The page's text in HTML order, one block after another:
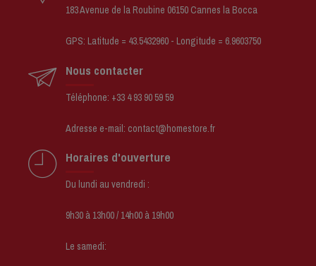
183 Avenue de la Roubine 06150 Cannes la Bocca
GPS: Latitude = 43.5432960 - Longitude = 6.9603750
Nous contacter
Téléphone: +33 4 93 90 59 59
Adresse e-mail: contact@homestore.fr
Horaires d'ouverture
Du lundi au vendredi :
9h30 à 13h00 / 14h00 à 19h00
Le samedi: